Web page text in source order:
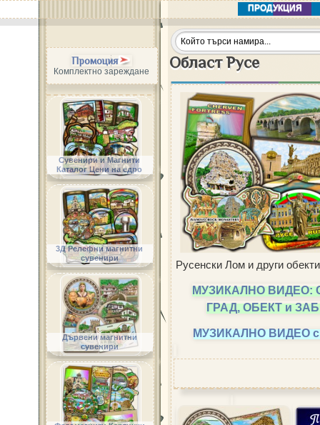
ПРОДУКЦИЯ
Област Русе
Русенски Лом и други
МУЗИКАЛНО ВИДЕО:
ГРАД, ОБЕКТ и
МУЗИКАЛНО ВИДЕО
Промоция
Комплектно зареждане
Сувенири и Магнити
Каталог Цени на едро
3Д Релефни магнитни
сувенири
Дървени магнитни
сувенири